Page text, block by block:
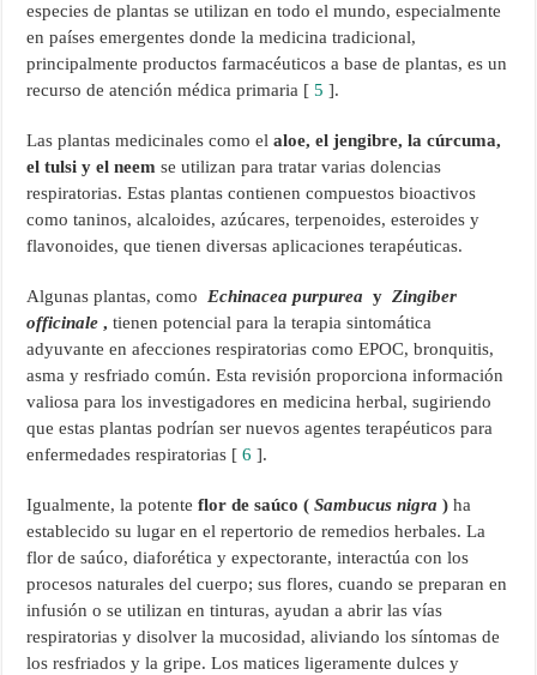
especies de plantas se utilizan en todo el mundo, especialmente
en países emergentes donde la medicina tradicional,
principalmente productos farmacéuticos a base de plantas, es un
recurso de atención médica primaria [5 ].
Las plantas medicinales como elaloe, el jengibre, la cúrcuma,
el tulsi y el neem se utilizan para tratar varias dolencias
respiratorias. Estas plantas contienen compuestos bioactivos
como taninos, alcaloides, azúcares, terpenoides, esteroides y
flavonoides, que tienen diversas aplicaciones terapéuticas.
Algunas plantas, como Echinacea purpurea yZingiber
officinale , tienen potencial para la terapia sintomática
adyuvante en afecciones respiratorias como EPOC, bronquitis,
asma y resfriado común. Esta revisión proporciona información
valiosa para los investigadores en medicina herbal, sugiriendo
que estas plantas podrían ser nuevos agentes terapéuticos para
enfermedades respiratorias [6 ].
Igualmente, la potenteflor de saúco (Sambucus nigra ) ha
establecido su lugar en el repertorio de remedios herbales. La
flor de saúco, diaforética y expectorante, interactúa con los
procesos naturales del cuerpo; sus flores, cuando se preparan en
infusión o se utilizan en tinturas, ayudan a abrir las vías
respiratorias y disolver la mucosidad, aliviando los síntomas de
los resfriados y la gripe. Los matices ligeramente dulces y